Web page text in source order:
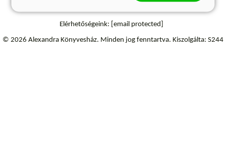
Elérhetőségeink: [email protected]
© 2026 Alexandra Könyvesház. Minden jog fenntartva. Kiszolgálta: S244